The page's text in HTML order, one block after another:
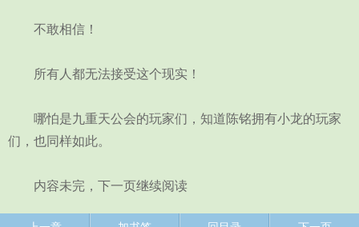
不敢相信！
所有人都无法接受这个现实！
哪怕是九重天公会的玩家们，知道陈铭拥有小龙的玩家
们，也同样如此。
内容未完，下一页继续阅读